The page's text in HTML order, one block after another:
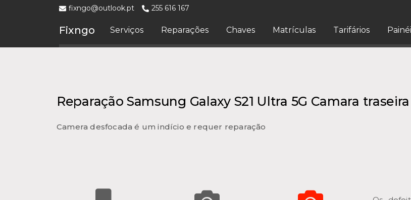
fixngo@outlook.pt 255 616 167
Fixngo Serviços Reparações Chaves Matrículas Tarifários
Reparação Samsung Galaxy S21 Ultra 5G Camara traseira
Camera desfocada é um indício e requer reparação